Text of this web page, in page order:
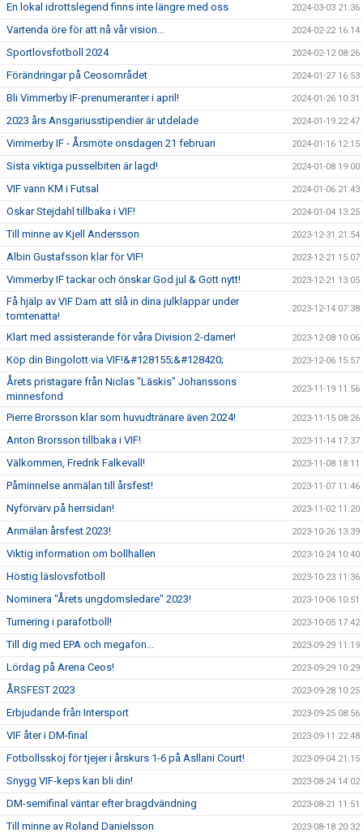
En lokal idrottslegend finns inte längre med oss 2024-03-03 21:36
Vartenda öre för att nå vår vision... 2024-02-22 16:14
Sportlovsfotboll 2024 2024-02-12 08:26
Förändringar på Ceosområdet 2024-01-27 16:53
Bli Vimmerby IF-prenumeranter i april! 2024-01-26 10:31
2023 års Ansgariusstipendier är utdelade 2024-01-19 22:47
Vimmerby IF - Årsmöte onsdagen 21 februari 2024-01-16 12:15
Sista viktiga pusselbiten är lagd! 2024-01-08 19:00
VIF vann KM i Futsal 2024-01-06 21:43
Oskar Stejdahl tillbaka i VIF! 2024-01-04 13:25
Till minne av Kjell Andersson 2023-12-31 21:54
Albin Gustafsson klar för VIF! 2023-12-21 15:07
Vimmerby IF tackar och önskar God jul & Gott nytt! 2023-12-21 13:05
Få hjälp av VIF Dam att slå in dina julklappar under
tomtenatta!
2023-12-14 07:38
Klart med assisterande för våra Division 2-damer! 2023-12-08 10:06
Köp din Bingolott via VIF!&#128155;&#128420; 2023-12-06 15:57
Årets pristagare från Niclas "Läskis" Johanssons
minnesfond
2023-11-19 11:56
Pierre Brorsson klar som huvudtränare även 2024! 2023-11-15 08:26
Anton Brorsson tillbaka i VIF! 2023-11-14 17:37
Välkommen, Fredrik Falkevall! 2023-11-08 18:11
Påminnelse anmälan till årsfest! 2023-11-07 11:46
Nyförvärv på herrsidan! 2023-11-02 11:20
Anmälan årsfest 2023! 2023-10-26 13:39
Viktig information om bollhallen 2023-10-24 10:40
Höstig läslovsfotboll 2023-10-23 11:36
Nominera "Årets ungdomsledare" 2023! 2023-10-06 10:51
Turnering i parafotboll! 2023-10-05 17:42
Till dig med EPA och megafon... 2023-09-29 11:19
Lördag på Arena Ceos! 2023-09-29 10:29
ÅRSFEST 2023 2023-09-28 10:25
Erbjudande från Intersport 2023-09-25 08:56
VIF åter i DM-final 2023-09-11 22:48
Fotbollsskoj för tjejer i årskurs 1-6 på Asllani Court! 2023-09-04 21:15
Snygg VIF-keps kan bli din! 2023-08-24 14:02
DM-semifinal väntar efter bragdvändning 2023-08-21 11:51
Till minne av Roland Danielsson 2023-08-18 20:32